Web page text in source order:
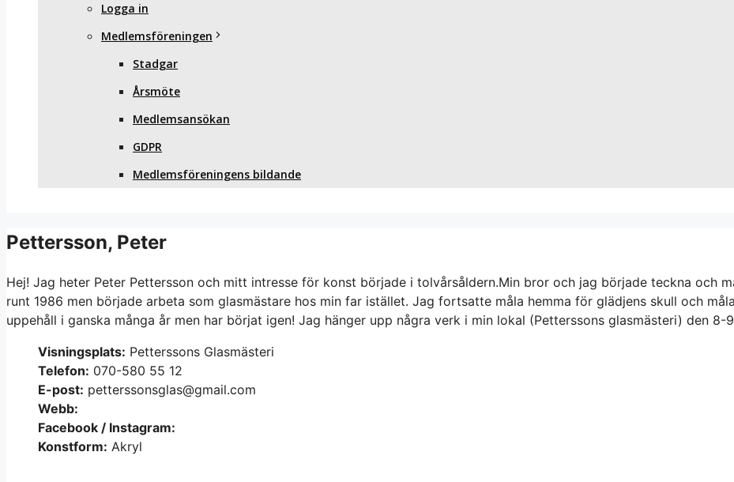
Logga in
Medlemsföreningen
Stadgar
Årsmöte
Medlemsansökan
GDPR
Medlemsföreningens bildande
Pettersson, Peter
Hej! Jag heter Peter Pettersson och mitt intresse för konst började i tolvårsåldern.Min bror och jag började teckna och
runt 1986 men började arbeta som glasmästare hos min far istället. Jag fortsatte måla hemma för glädjens skull och
uppehåll i ganska många år men har börjat igen! Jag hänger upp några verk i min lokal (Petterssons glasmästeri) den 8-
Visningsplats: Petterssons Glasmästeri
Telefon: 070-580 55 12
E-post: petterssonsglas@gmail.com
Webb:
Facebook / Instagram:
Konstform: Akryl